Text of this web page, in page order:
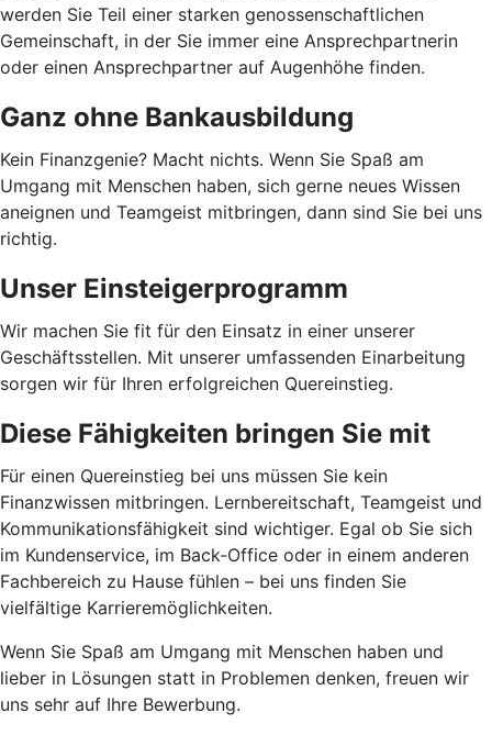
werden Sie Teil einer starken genossenschaftlichen
Gemeinschaft, in der Sie immer eine Ansprechpartnerin
oder einen Ansprechpartner auf Augenhöhe finden.
Ganz ohne Bankausbildung
Kein Finanzgenie? Macht nichts. Wenn Sie Spaß am
Umgang mit Menschen haben, sich gerne neues Wissen
aneignen und Teamgeist mitbringen, dann sind Sie bei uns
richtig.
Unser Einsteigerprogramm
Wir machen Sie fit für den Einsatz in einer unserer
Geschäftsstellen. Mit unserer umfassenden Einarbeitung
sorgen wir für Ihren erfolgreichen Quereinstieg.
Diese Fähigkeiten bringen Sie mit
Für einen Quereinstieg bei uns müssen Sie kein
Finanzwissen mitbringen. Lernbereitschaft, Teamgeist und
Kommunikationsfähigkeit sind wichtiger. Egal ob Sie sich
im Kundenservice, im Back-Office oder in einem anderen
Fachbereich zu Hause fühlen – bei uns finden Sie
vielfältige Karrieremöglichkeiten.
Wenn Sie Spaß am Umgang mit Menschen haben und
lieber in Lösungen statt in Problemen denken, freuen wir
uns sehr auf Ihre Bewerbung.